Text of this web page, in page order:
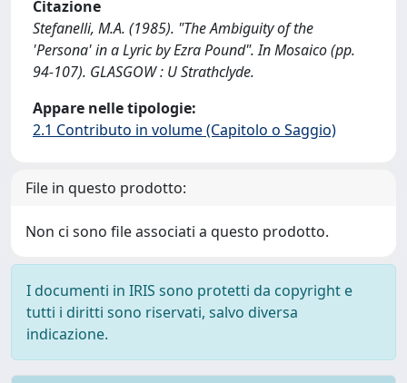
Citazione
Stefanelli, M.A. (1985). "The Ambiguity of the
'Persona' in a Lyric by Ezra Pound". In Mosaico (pp.
94-107). GLASGOW : U Strathclyde.
Appare nelle tipologie:
2.1 Contributo in volume (Capitolo o Saggio)
File in questo prodotto:
Non ci sono file associati a questo prodotto.
I documenti in IRIS sono protetti da copyright e
tutti i diritti sono riservati, salvo diversa
indicazione.